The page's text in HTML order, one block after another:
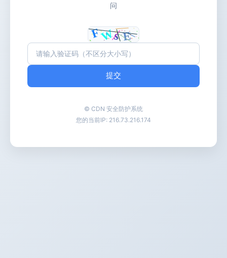
问
提交
© CDN 安全防护系统
您的当前IP: 216.73.216.174